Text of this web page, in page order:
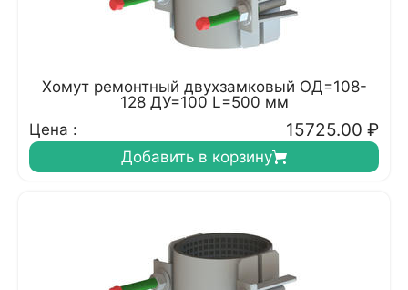
Хомут ремонтный двухзамковый ОД=108-
128 ДУ=100 L=500 мм
Цена :
15725.00 ₽
Добавить в корзину